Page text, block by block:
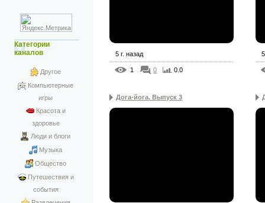
Категории
каналов
Другое
Компьютерные
игры
Красота и
здоровье
Люди и блоги
Музыка
Общество
Путешествия и
события
5 г. назад
1 0 0.0
Дога-йога. Выпуск 3